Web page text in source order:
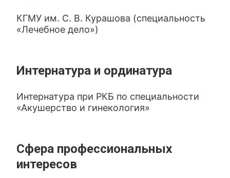
КГМУ им. С. В. Курашова (специальность
«Лечебное дело»)
Интернатура и ординатура
Интернатура при РКБ по специальности
«Акушерство и гинекология»
Сфера профессиональных
интересов